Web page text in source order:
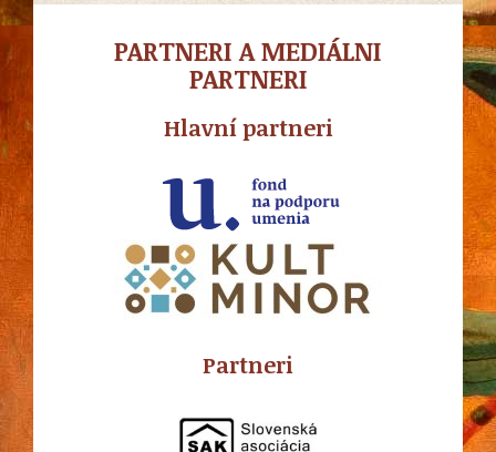
PARTNERI A MEDIÁLNI
PARTNERI
Hlavní partneri
Partneri